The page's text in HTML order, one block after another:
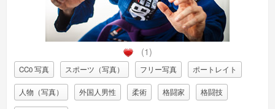
(1)
CC0 写真 スポーツ（写真） フリー写真 ポートレイト
人物（写真） 外国人男性 柔術 格闘家 格闘技